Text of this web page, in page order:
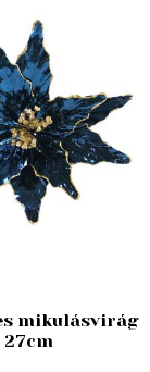
mikulásvirág
27cm